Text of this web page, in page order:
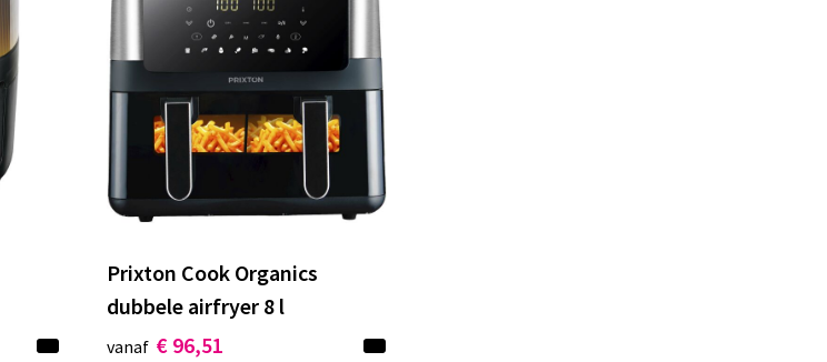
Prixton Cook Organics
dubbele airfryer 8 l
vanaf € 96,51